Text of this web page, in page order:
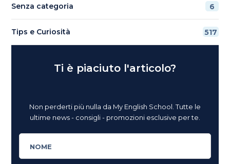
Senza categoria 6
Tips e Curiosità 517
Ti è piaciuto l'articolo?
Non perderti più nulla da My English School. Tutte le
ultime news - consigli - promozioni esclusive per te.